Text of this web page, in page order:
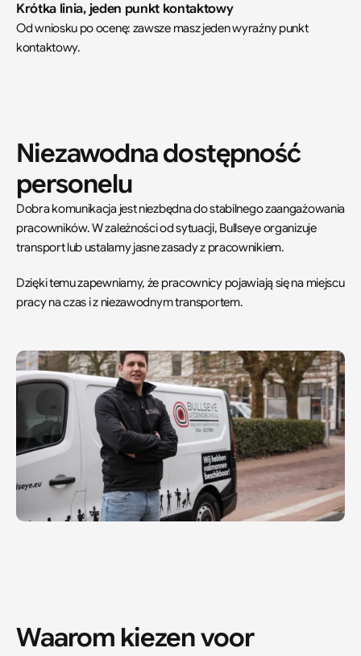
Krótka linia, jeden punkt kontaktowy
Od wniosku po ocenę: zawsze masz jeden wyraźny punkt
kontaktowy.
Niezawodna dostępność
personelu
Dobra komunikacja jest niezbędna do stabilnego zaangażowania
pracowników. W zależności od sytuacji, Bullseye organizuje
transport lub ustalamy jasne zasady z pracownikiem.
Dzięki temu zapewniamy, że pracownicy pojawiają się na miejscu
pracy na czas i z niezawodnym transportem.
Waarom kiezen voor